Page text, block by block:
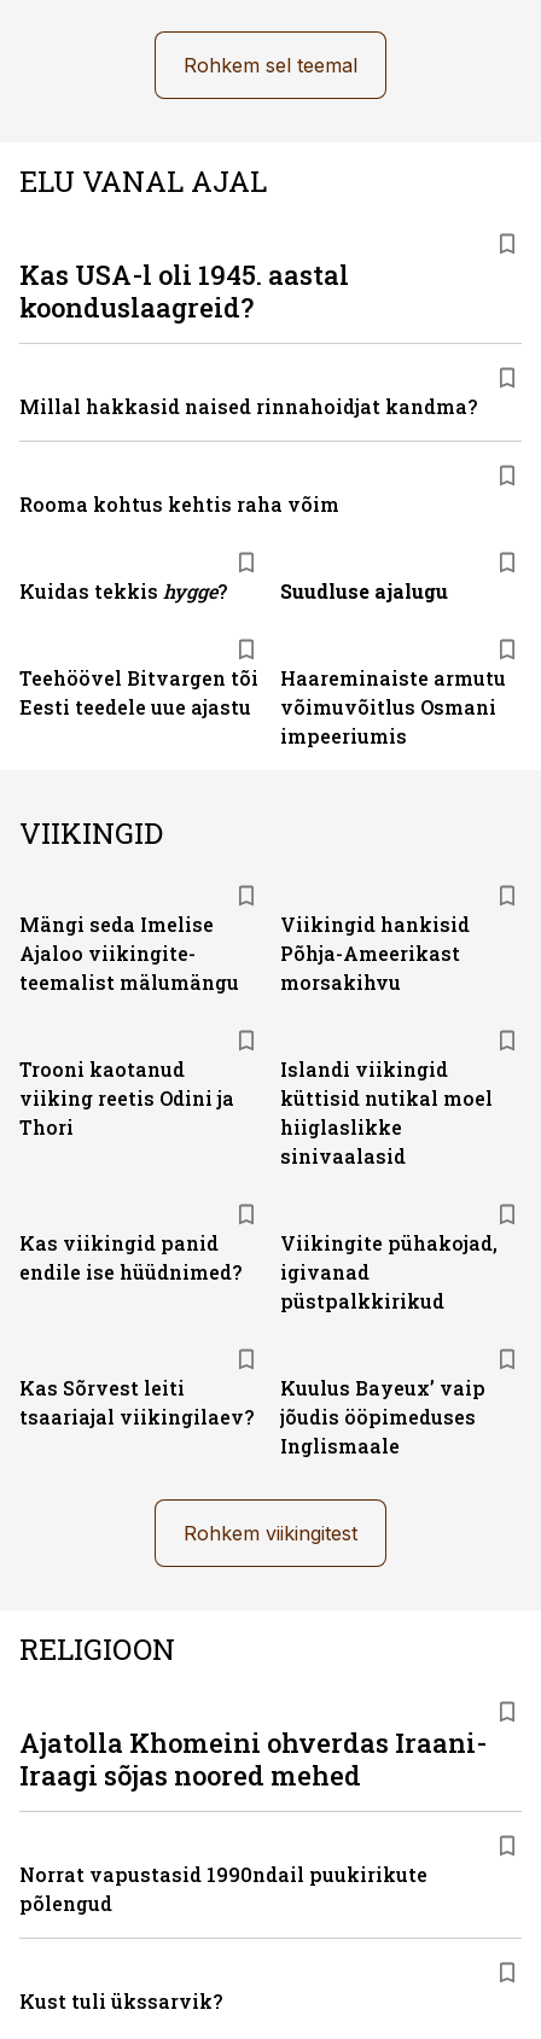
Rohkem sel teemal
ELU VANAL AJAL
Kuidas tekkis hygge? Suudluse ajalugu
Teehöövel Bitvargen tõi
Eesti teedele uue ajastu
Haareminaiste armutu
võimuvõitlus Osmani
impeeriumis
Kas USA-l oli 1945. aastal
koonduslaagreid?
Millal hakkasid naised rinnahoidjat kandma?
Rooma kohtus kehtis raha võim
VIIKINGID
Mängi seda Imelise
Ajaloo viikingite-
teemalist mälumängu
Viikingid hankisid
Põhja-Ameerikast
morsakihvu
Trooni kaotanud
viiking reetis Odini ja
Thori
Islandi viikingid
küttisid nutikal moel
hiiglaslikke
sinivaalasid
Kas viikingid panid
endile ise hüüdnimed?
Viikingite pühakojad,
igivanad
püstpalkkirikud
Kas Sõrvest leiti
tsaariajal viikingilaev?
Kuulus Bayeux’ vaip
jõudis ööpimeduses
Inglismaale
Rohkem viikingitest
RELIGIOON
Ajatolla Khomeini ohverdas Iraani-
Iraagi sõjas noored mehed
Norrat vapustasid 1990ndail puukirikute
põlengud
Kust tuli ükssarvik?